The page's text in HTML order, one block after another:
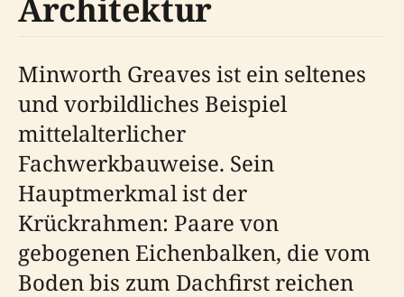
Architektur
Minworth Greaves ist ein seltenes
und vorbildliches Beispiel
mittelalterlicher
Fachwerkbauweise. Sein
Hauptmerkmal ist der
Krückrahmen: Paare von
gebogenen Eichenbalken, die vom
Boden bis zum Dachfirst reichen